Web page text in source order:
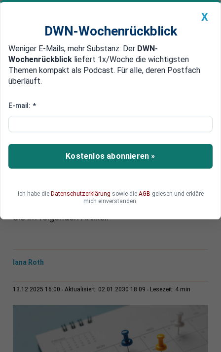
Newsticker MEIN DWN: Geldanlage Premium
Edelmetalle DWN-Magazin China
Feiertage 2026: Alle Termine,
Sie am besten profitieren
Die Feiertage 2026 liegen günstig und
ermöglichen viele lange Wochenenden. Wer früh
Unternehmen müssen jedoch bei Feiertagsarbeit
strenge Regeln beachten. Mehr dazu erfahren
Sie im folgenden Artikel.
Iana Roth
13.12.2025 16:00 Aktualisiert: 02.01.2030 18:09 Lesezeit: 4 min
X
DWN-Wochenrückblick
Weniger E-Mails, mehr Substanz: Der DWN-
Wochenrückblick liefert 1x/Woche die wichtigsten
Themen kompakt als Podcast. Für alle, deren Postfach
überläuft.
E-mail: *
Kostenlos abonnieren »
Ich habe die Datenschutzerklärung sowie die AGB gelesen und erkläre
mich einverstanden.